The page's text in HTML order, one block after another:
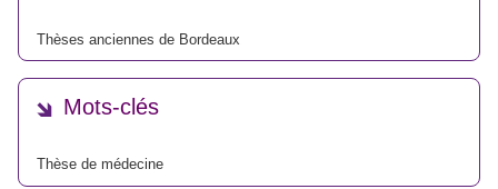
Thèses anciennes de Bordeaux
Mots-clés
Thèse de médecine